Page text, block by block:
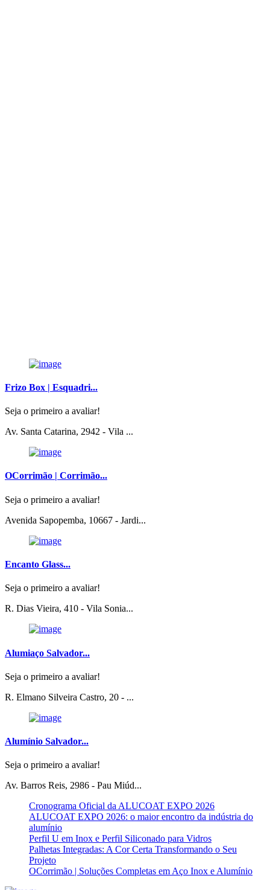
Frizo Box | Esquadri...
Seja o primeiro a avaliar!
Av. Santa Catarina, 2942 - Vila ...
OCorrimão | Corrimão...
Seja o primeiro a avaliar!
Avenida Sapopemba, 10667 - Jardi...
Encanto Glass...
Seja o primeiro a avaliar!
R. Dias Vieira, 410 - Vila Sonia...
Alumiaço Salvador...
Seja o primeiro a avaliar!
R. Elmano Silveira Castro, 20 - ...
Alumínio Salvador...
Seja o primeiro a avaliar!
Av. Barros Reis, 2986 - Pau Miúd...
Cronograma Oficial da ALUCOAT EXPO 2026
ALUCOAT EXPO 2026: o maior encontro da indústria do
alumínio
Perfil U em Inox e Perfil Siliconado para Vidros
Palhetas Integradas: A Cor Certa Transformando o Seu
Projeto
OCorrimão | Soluções Completas em Aço Inox e Alumínio